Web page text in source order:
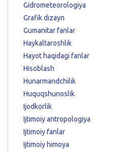
Gidrometeorologiya
Grafik dizayn
Gumanitar fanlar
Haykaltaroshlik
Hayot haqidagi fanlar
Hisoblash
Hunarmandchilik
Huquqshunoslik
Ijodkorlik
Ijtimoiy antropologiya
Ijtimoiy fanlar
Ijtimoiy himoya